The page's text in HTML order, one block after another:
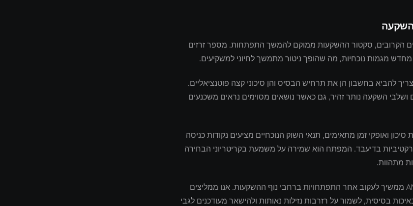
השקעה
הקרובים, סקטור ההשקעות ממוקם להמשך התפתחות. מספר זרזים
מחדש מגמות נוכחיות, מה שהופך ניטור מתמשך לחיוני למשקיעים.
להביא בחשבון הן את תרחיש הבסיס והן סיכוני קצה פוטנציאליים.
ושלבי השקעה נותר זהיר, גם כאשר נושאים מסוימים נראים משכנעים
ואופקי זמן מתאימים, תנאי השוק הנוכחיים מציעים נקודות כניסה
בדיעבד. המפתח הוא שמירה על משמעת בקריטריוני הבחירה
מתהוות.
צוות המחקר של AMCH ממשיך לעקוב אחר התפתחויות ברחבי נוף ההשקעות. אנו ממליצים
בסיסית, לשמור על רזרבות נזילות נאותות ולהישאר מעודכנים לגבי